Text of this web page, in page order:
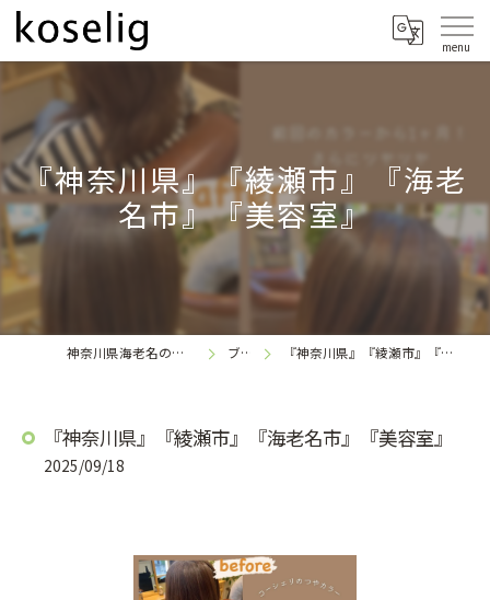
『神奈川県』『綾瀬市』『海老
名市』『美容室』
神奈川県海老名の美容室なら koselig
ブログ 『神奈川県』『綾瀬市』『海老名市』『美容室』
『神奈川県』『綾瀬市』『海老名市』『美容室』
2025/09/18